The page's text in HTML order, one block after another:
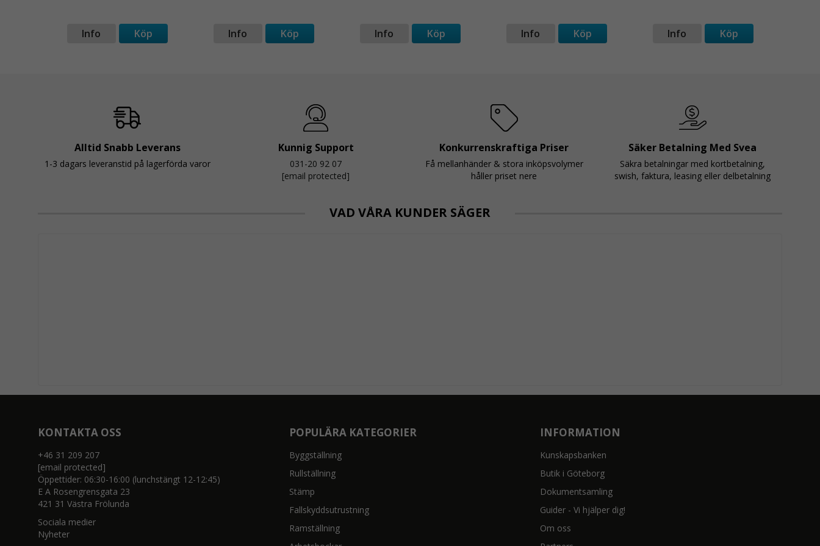
Info Köp Info Köp Info Köp Info Köp Info Köp
Alltid Snabb Leverans
1-3 dagars leveranstid på lagerförda varor
Kunnig Support
031-20 92 07
[email protected]
Konkurrenskraftiga Priser
Få mellanhänder & stora inköpsvolymer
håller priset nere
Säker Betalning Med Svea
Säkra betalningar med kortbetalning,
swish, faktura, leasing eller delbetalning
VAD VÅRA KUNDER SÄGER
KONTAKTA OSS
+46 31 209 207
[email protected]
Öppettider: 06:30-16:00 (lunchstängt 12-12:45)
E A Rosengrensgata 23
421 31 Västra Frölunda
Sociala medier
Nyheter
POPULÄRA KATEGORIER
Byggställning
Rullställning
Stämp
Fallskyddsutrustning
Ramställning
INFORMATION
Kunskapsbanken
Butik i Göteborg
Dokumentsamling
Guider - Vi hjälper dig!
Om oss